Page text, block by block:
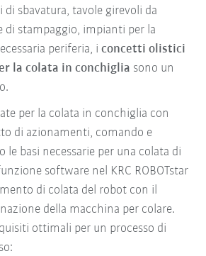
sbavatura, tavole girevoli da
di stampaggio, impianti per la
periferia, iconcetti olistici
la colata in conchiglia sono un
per la colata in conchiglia con
di azionamenti, comando e
basi necessarie per una colata di
software nel KRC ROBOTstar
di colata del robot con il
della macchina per colare.
ottimali per un processo di